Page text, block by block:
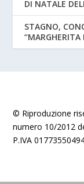
DI NATALE
STAGNO,
“MARGHERITA
© Riproduzione
numero 10/2012
P.IVA